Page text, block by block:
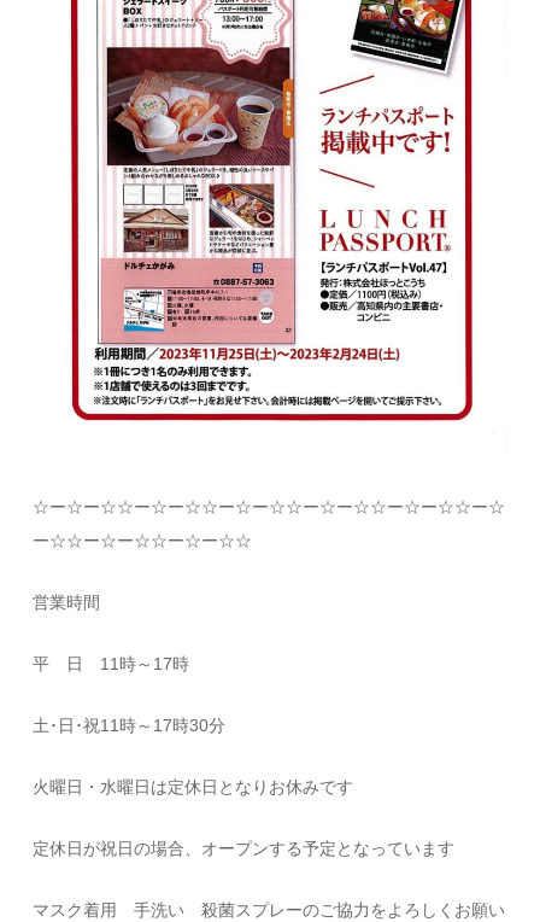
☆ー☆ー☆☆ー☆ー☆☆ー☆ー☆☆ー☆ー☆☆ー☆ー☆☆ー☆
ー☆☆ー☆ー☆☆ー☆ー☆☆
営業時間
平 日 11時～ 17時
土･日･祝11時～ 17時30分
火曜日・水曜日は定休日となりお休みです
定休日が祝日の場合、オープンする予定となっています
マスク着用 手洗い 殺菌スプレーのご協力をよろしくお願い